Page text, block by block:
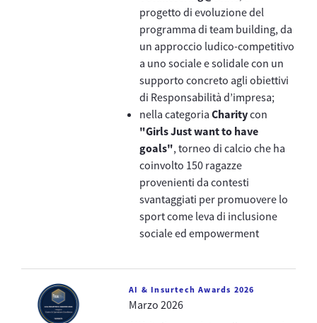
progetto di evoluzione del
programma di team building, da
un approccio ludico-competitivo
a uno sociale e solidale con un
supporto concreto agli obiettivi
di Responsabilità d’impresa;
nella categoria Charitycon
"Girls Just want to have
goals", torneo di calcio che ha
coinvolto 150 ragazze
provenienti da contesti
svantaggiati per promuovere lo
sport come leva di inclusione
sociale ed empowerment
AI & Insurtech Awards 2026
Marzo 2026